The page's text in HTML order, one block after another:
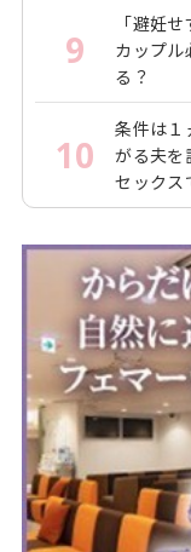
9
「避妊
カップル
る？
10
条件は１
がる夫
セックス